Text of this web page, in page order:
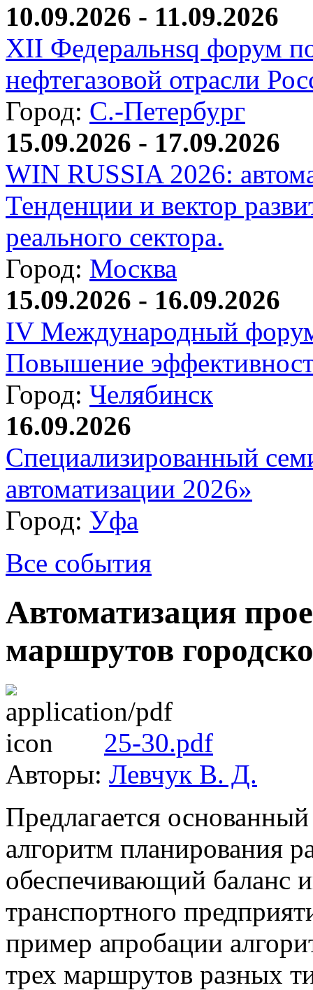
10.09.2026 - 11.09.2026
XII Федеральнsq форум
нефтегазовой отрасли
Город: С.-Петербург
15.09.2026 - 17.09.2026
WIN RUSSIA 2026:
Тенденции и вектор
реального сектора.
Город: Москва
15.09.2026 - 16.09.2026
IV Международный
Повышение
Город: Челябинск
16.09.2026
Специализированный
автоматизации 2026»
Город: Уфа
Все события
Автоматизация
маршрутов
25-30.pdf
Авторы: Левчук В. Д.
Предлагается
алгоритм планирования
обеспечивающий баланс
транспортного
пример апробации
трех маршрутов разных